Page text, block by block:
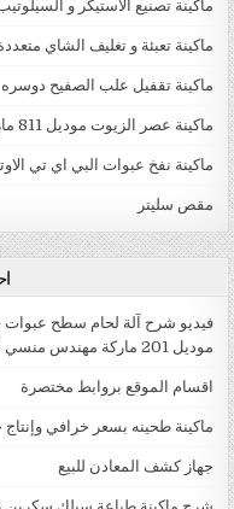
ماكينة تصنيع الاستيكر و
ماكينة تعبئة و تغليف الشاي
ماكينة تقفيل علب الصفيح دوسره
ماكينة عصر الزيوت موديل 811 ماركة المهندس منسي
ماكينة نفخ عبوات البي اي تي
مقص سليتر
موديل 201 ماركة مهندس منسي خلاصة التعليقات
اقسام الموقع بروابط مختصرة
ماكينة طحينه بسعر خرافي وإنتاج خيالي
جهاز كشف المعادن للبيع